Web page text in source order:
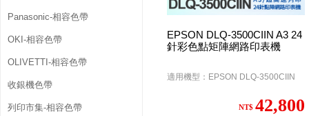
Panasonic-相容色帶
OKI-相容色帶
OLIVETTI-相容色帶
收銀機色帶
列印市集-相容色帶
EPSON DLQ-3500CIIN A3 24
針彩色點矩陣網路印表機
適用機型：EPSON DLQ-3500CIIN
NT$ 42,800